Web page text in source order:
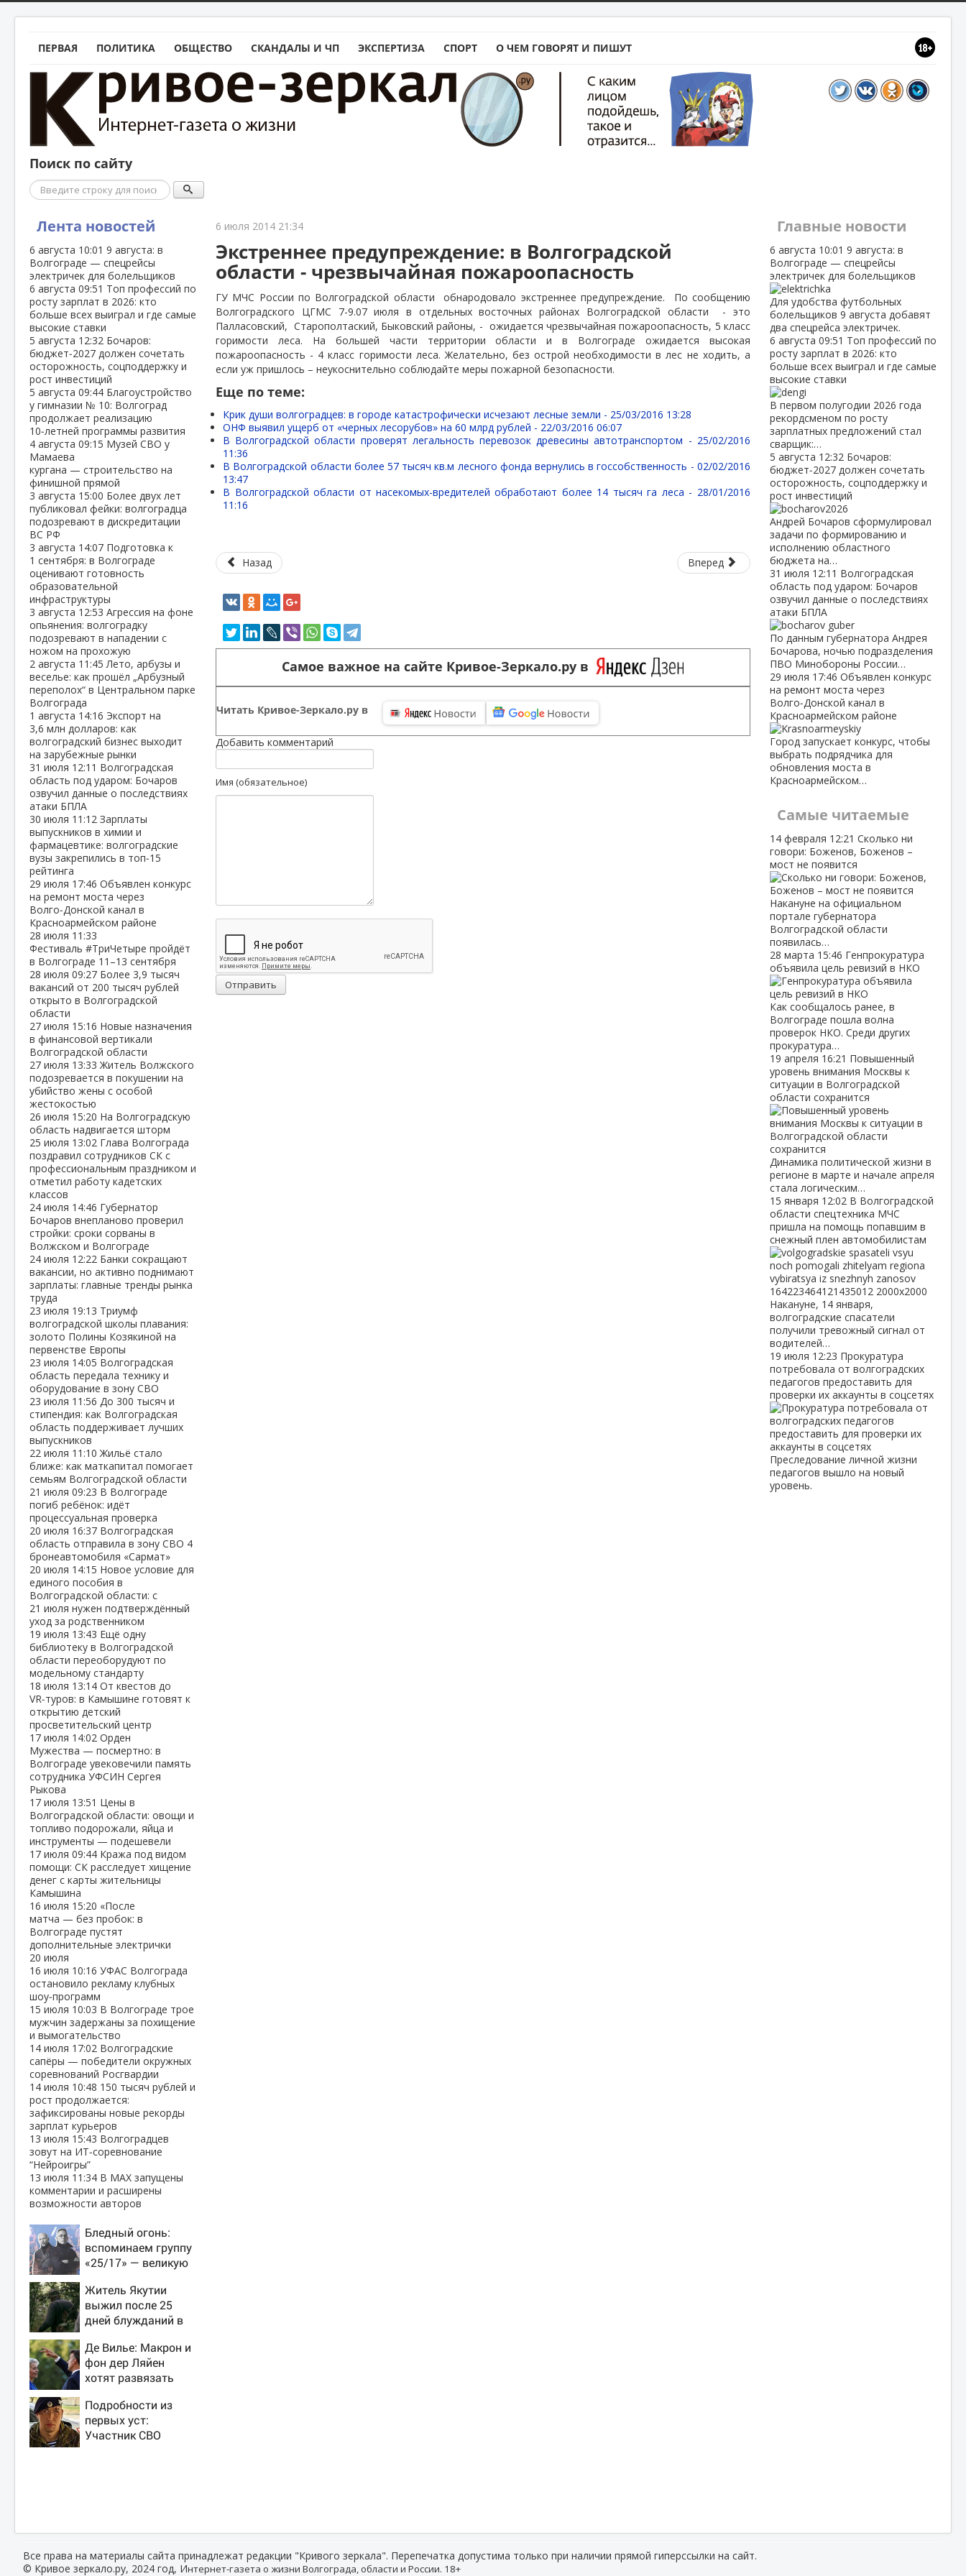
ПЕРВАЯ ПОЛИТИКА ОБЩЕСТВО СКАНДАЛЫ И ЧП ЭКСПЕРТИЗА СПОРТ О ЧЕМ ГОВОРЯТ И ПИШУТ
Поиск по сайту
Поиск
Лента новостей
6 августа 10:01 9 августа: в
Волгограде — спецрейсы
электричек для болельщиков
6 августа 09:51 Топ профессий по
росту зарплат в 2026: кто
больше всех выиграл и где самые
высокие ставки
5 августа 12:32 Бочаров:
бюджет‑2027 должен сочетать
осторожность, соцподдержку и
рост инвестиций
5 августа 09:44 Благоустройство
у гимназии № 10: Волгоград
продолжает реализацию
10‑летней программы развития
4 августа 09:15 Музей СВО у
Мамаева
кургана — строительство на
финишной прямой
3 августа 15:00 Более двух лет
публиковал фейки: волгоградца
подозревают в дискредитации
ВС РФ
3 августа 14:07 Подготовка к
1 сентября: в Волгограде
оценивают готовность
образовательной
инфраструктуры
3 августа 12:53 Агрессия на фоне
опьянения: волгоградку
подозревают в нападении с
ножом на прохожую
2 августа 11:45Лето, арбузы и
веселье: как прошёл „Арбузный
переполох“ в Центральном парке
Волгограда
1 августа 14:16 Экспорт на
3,6 млн долларов: как
волгоградский бизнес выходит
на зарубежные рынки
31 июля 12:11 Волгоградская
область под ударом: Бочаров
озвучил данные о последствиях
атаки БПЛА
30 июля 11:12 Зарплаты
выпускников в химии и
фармацевтике: волгоградские
вузы закрепились в топ‑15
рейтинга
29 июля 17:46 Объявлен конкурс
на ремонт моста через
Волго‑Донской канал в
Красноармейском районе
28 июля 11:33
Фестиваль #ТриЧетыре пройдёт
в Волгограде 11–13 сентября
28 июля 09:27 Более 3,9 тысяч
вакансий от 200 тысяч рублей
открыто в Волгоградской
области
27 июля 15:16 Новые назначения
в финансовой вертикали
Волгоградской области
27 июля 13:33Житель Волжского
подозревается в покушении на
убийство жены с особой
жестокостью
26 июля 15:20 На Волгоградскую
область надвигается шторм
25 июля 13:02 Глава Волгограда
поздравил сотрудников СК с
профессиональным праздником и
отметил работу кадетских
классов
24 июля 14:46 Губернатор
Бочаров внепланово проверил
стройки: сроки сорваны в
Волжском и Волгограде
24 июля 12:22 Банки сокращают
вакансии, но активно поднимают
зарплаты: главные тренды рынка
труда
23 июля 19:13 Триумф
волгоградской школы плавания:
золото Полины Козякиной на
первенстве Европы
23 июля 14:05 Волгоградская
область передала технику и
оборудование в зону СВО
23 июля 11:56 До 300 тысяч и
стипендия: как Волгоградская
область поддерживает лучших
выпускников
22 июля 11:10Жильё стало
ближе: как маткапитал помогает
семьям Волгоградской области
21 июля 09:23 В Волгограде
погиб ребёнок: идёт
процессуальная проверка
20 июля 16:37 Волгоградская
область отправила в зону СВО 4
бронеавтомобиля «Сармат»
20 июля 14:15 Новое условие для
единого пособия в
Волгоградской области: с
21 июля нужен подтверждённый
уход за родственником
19 июля 13:43 Ещё одну
библиотеку в Волгоградской
области переоборудуют по
модельному стандарту
18 июля 13:14 От квестов до
VR‑туров: в Камышине готовят к
открытию детский
просветительский центр
17 июля 14:02 Орден
Мужества — посмертно: в
Волгограде увековечили память
сотрудника УФСИН Сергея
Рыкова
17 июля 13:51 Цены в
Волгоградской области: овощи и
топливо подорожали, яйца и
инструменты — подешевели
17 июля 09:44 Кража под видом
помощи: СК расследует хищение
денег с карты жительницы
Камышина
16 июля 15:20 «После
матча — без пробок: в
Волгограде пустят
дополнительные электрички
20 июля
16 июля 10:16 УФАС Волгограда
остановило рекламу клубных
шоу‑программ
15 июля 10:03 В Волгограде трое
мужчин задержаны за похищение
и вымогательство
14 июля 17:02 Волгоградские
сапёры — победители окружных
соревнований Росгвардии
14 июля 10:48 150 тысяч рублей и
рост продолжается:
зафиксированы новые рекорды
зарплат курьеров
13 июля 15:43 Волгоградцев
зовут на ИТ‑соревнование
“Нейроигры”
13 июля 11:34 В МАХ запущены
комментарии и расширены
возможности авторов
Бледный огонь:
вспоминаем группу
«25/17» — великую
Житель Якутии
выжил после 25
дней блужданий в
Де Вилье: Макрон и
фон дер Ляйен
хотят развязать
Подробности из
первых уст:
Участник СВО
6 июля 2014 21:34
Экстреннее предупреждение: в Волгоградской
области - чрезвычайная пожароопасность
ГУ МЧС России по Волгоградской области обнародовало экстреннее предупреждение.
По сообщению
Волгоградского ЦГМС 7-9.07 июля в отдельных восточных районах Волгоградской области
- это
Палласовский, Старополтаский, Быковский районы, - ожидается чрезвычайная пожароопасность, 5 класс
горимости леса. На большей части территории области и в Волгограде ожидается высокая
пожароопасность - 4 класс горимости леса. Желательно, без острой необходимости в лес не ходить, а
если уж пришлось – неукоснительно соблюдайте меры пожарной безопасности.
Еще по теме:
Крик души волгоградцев: в городе катастрофически исчезают лесные земли - 25/03/2016 13:28
ОНФ выявил ущерб от «черных лесорубов» на 60 млрд рублей - 22/03/2016 06:07
В Волгоградской области проверят легальность перевозок древесины автотранспортом - 25/02/2016
11:36
В Волгоградской области более 57 тысяч кв.м лесного фонда вернулись в госсобственность - 02/02/2016
13:47
В Волгоградской области от насекомых-вредителей обработают более 14 тысяч га леса - 28/01/2016
11:16
Назад Вперед
Самое важное на сайте Кривое-Зеркало.ру в
Читать Кривое-Зеркало.ру в
Добавить комментарий
Имя (обязательное)
Отправить
Главные новости
6 августа 10:01 9 августа: в
Волгограде — спецрейсы
электричек для болельщиков
Для удобства футбольных
болельщиков 9 августа добавят
два спецрейса электричек.
6 августа 09:51 Топ профессий по
росту зарплат в 2026: кто
больше всех выиграл и где самые
высокие ставки
В первом полугодии 2026 года
рекордсменом по росту
зарплатных предложений стал
сварщик:…
5 августа 12:32 Бочаров:
бюджет‑2027 должен сочетать
осторожность, соцподдержку и
рост инвестиций
Андрей Бочаров сформулировал
задачи по формированию и
исполнению областного
бюджета на…
31 июля 12:11 Волгоградская
область под ударом: Бочаров
озвучил данные о последствиях
атаки БПЛА
По данным губернатора Андрея
Бочарова, ночью подразделения
ПВО Минобороны России…
29 июля 17:46 Объявлен конкурс
на ремонт моста через
Волго‑Донской канал в
Красноармейском районе
Город запускает конкурс, чтобы
выбрать подрядчика для
обновления моста в
Красноармейском…
Самые читаемые
14 февраля 12:21 Сколько ни
говори: Боженов, Боженов –
мост не появится
Накануне на официальном
портале губернатора
Волгоградской области
появилась…
28 марта 15:46 Генпрокуратура
объявила цель ревизий в НКО
Как сообщалось ранее, в
Волгограде пошла волна
проверок НКО. Среди других
прокуратура…
19 апреля 16:21 Повышенный
уровень внимания Москвы к
ситуации в Волгоградской
области сохранится
Динамика политической жизни в
регионе в марте и начале апреля
стала логическим…
15 января 12:02 В Волгоградской
области спецтехника МЧС
пришла на помощь попавшим в
снежный плен автомобилистам
Накануне, 14 января,
волгоградские спасатели
получили тревожный сигнал от
водителей…
19 июля 12:23 Прокуратура
потребовала от волгоградских
педагогов предоставить для
проверки их аккаунты в соцсетях
Преследование личной жизни
педагогов вышло на новый
уровень.
Все права на материалы сайта принадлежат редакции "Кривого зеркала". Перепечатка допустима только при наличии прямой гиперссылки на сайт.
© Кривое зеркало.ру, 2024 год, Интернет-газета о жизни Волгограда, области и России. 18+